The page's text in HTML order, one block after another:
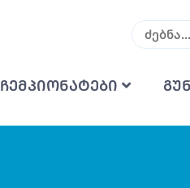
ჩემპიონატები